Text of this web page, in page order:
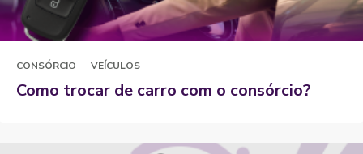
CONSÓRCIO VEÍCULOS
Como trocar de carro com o consórcio?